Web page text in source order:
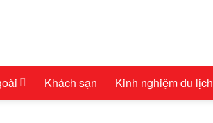
Khách sạn Kinh nghiệm du lịch